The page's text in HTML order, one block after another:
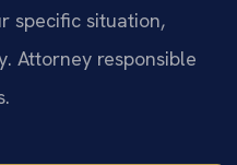
specific situation,
Attorney responsible